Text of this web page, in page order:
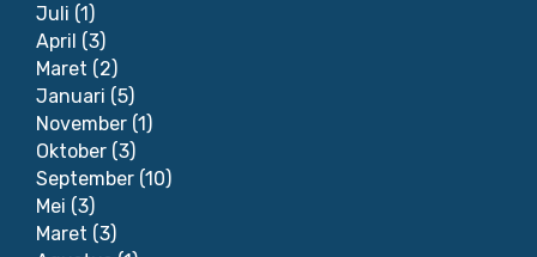
Juli (1)
April (3)
Maret (2)
Januari (5)
November (1)
Oktober (3)
September (10)
Mei (3)
Maret (3)